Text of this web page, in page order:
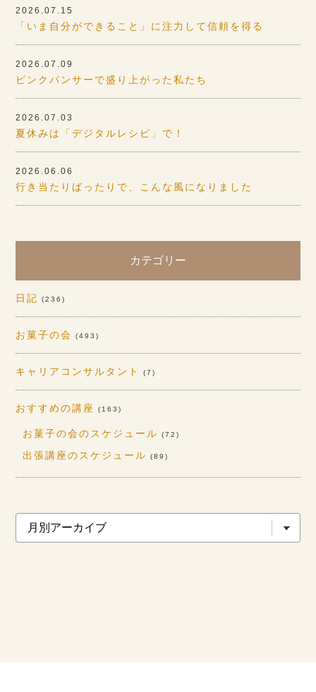
2026.07.15
「いま自分ができること」に注力して信頼を得る
2026.07.09
ピンクパンサーで盛り上がった私たち
2026.07.03
夏休みは「デジタルレシピ」で！
2026.06.06
行き当たりばったりで、こんな風になりました
カテゴリー
日記 (236)
お菓子の会 (493)
キャリアコンサルタント (7)
おすすめの講座 (163)
お菓子の会のスケジュール (72)
出張講座のスケジュール (89)